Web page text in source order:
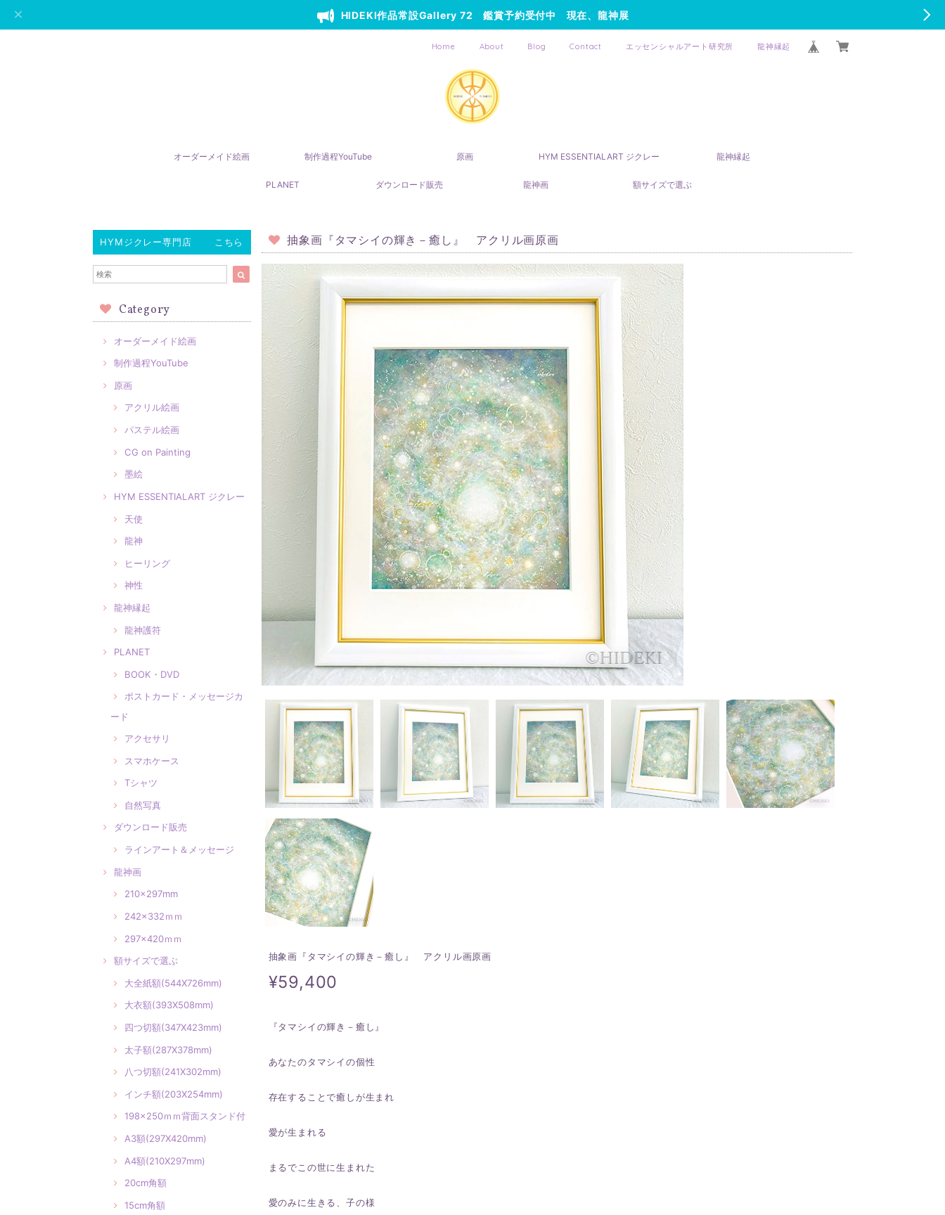
HIDEKI作品常設Gallery 72 鑑賞予約受付中 現在、龍神展
Home About Blog Contact エッセンシャルアート研究所 龍神縁起
オーダーメイド絵画 制作過程YouTube 原画 HYM ESSENTIALART ジクレー 龍神縁起
PLANET ダウンロード販売 龍神画 額サイズで選ぶ
HYMジクレー専門店 こちら
Category
オーダーメイド絵画
制作過程YouTube
原画
アクリル絵画
パステル絵画
CG on Painting
墨絵
HYM ESSENTIALART ジクレー
天使
龍神
ヒーリング
神性
龍神縁起
龍神護符
PLANET
BOOK・DVD
ポストカード・メッセージカ
ード
アクセサリ
スマホケース
Tシャツ
自然写真
ダウンロード販売
ラインアート＆メッセージ
龍神画
210×297mm
242×332ｍｍ
297×420ｍｍ
額サイズで選ぶ
大全紙額(544X726mm)
大衣額(393X508mm)
四つ切額(347X423mm)
太子額(287X378mm)
八つ切額(241X302mm)
インチ額(203X254mm)
198×250ｍｍ背面スタンド付
A3額(297X420mm)
A4額(210X297mm)
20cm角額
15cm角額
抽象画『タマシイの輝き－癒し』 アクリル画原画
抽象画『タマシイの輝き－癒し』 アクリル画原画
¥59,400
『タマシイの輝き－癒し』
あなたのタマシイの個性
存在することで癒しが生まれ
愛が生まれる
まるでこの世に生まれた
愛のみに生きる、子の様